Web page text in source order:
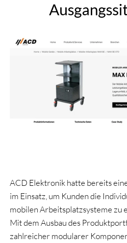
ACD Elektronik hatte bereits
im Einsatz, um Kunden die
mobilen Arbeitsplatzsysteme zu
Mit dem Ausbau des
zahlreicher modularer